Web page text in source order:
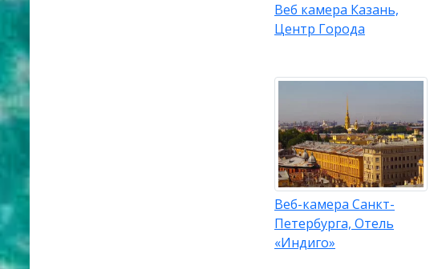
Веб камера Казань,
Центр Города
Веб-камера Санкт-
Петербурга, Отель
«Индиго»